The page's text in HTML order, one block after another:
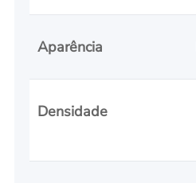
Aparência
Densidade